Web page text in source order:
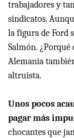
trabajadores y
sindicatos.
la figura de Ford
Salmón.
Alemania
altruista.
Unos pocos
pagar más
chocantes que